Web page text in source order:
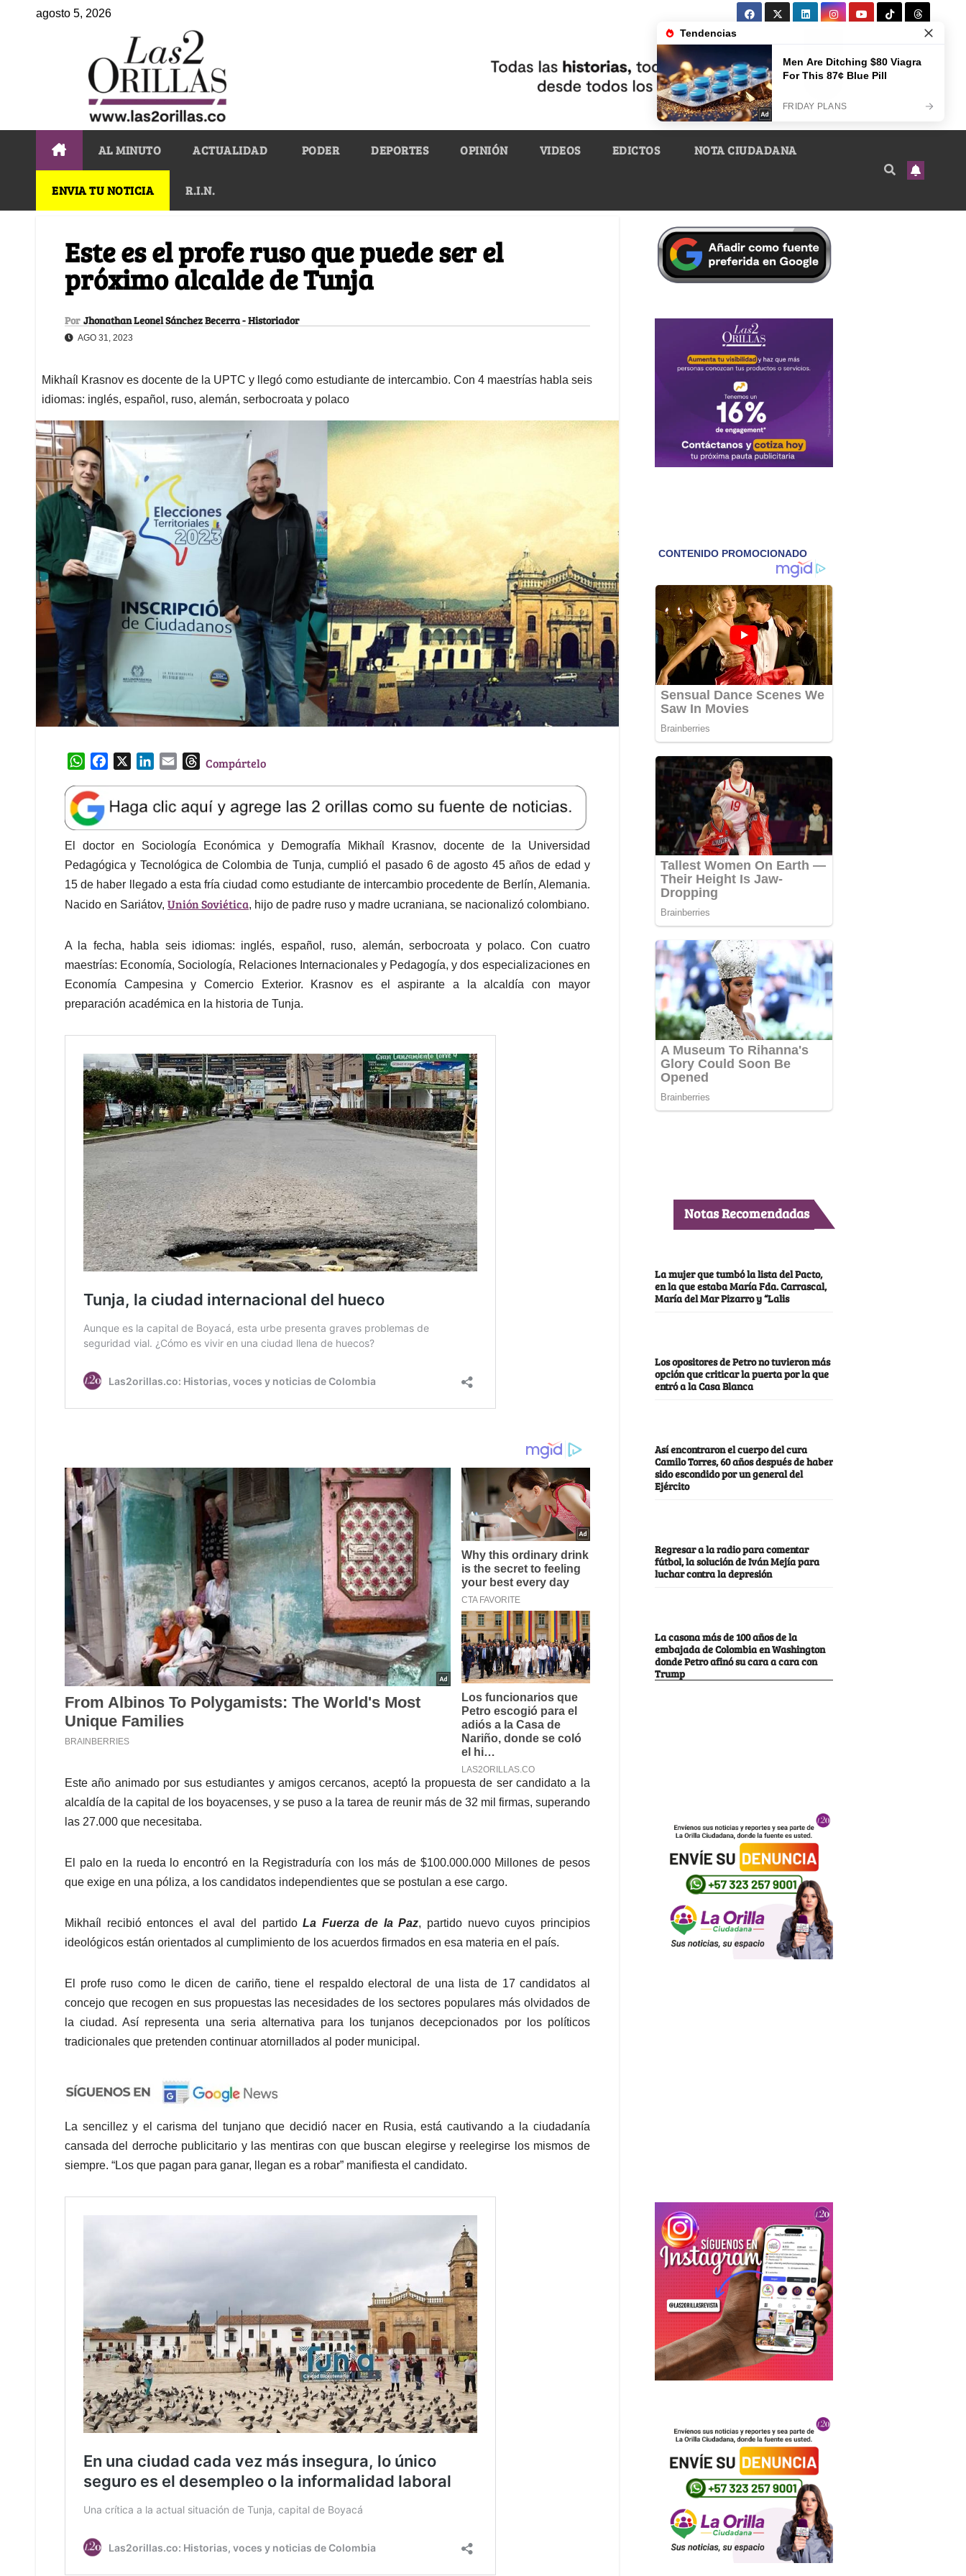
agosto 5, 2026
AL MINUTO ACTUALIDAD PODER DEPORTES OPINIÓN VIDEOS EDICTOS NOTA CIUDADANA
ENVIA TU NOTICIA R.I.N.
Este es el profe ruso que puede ser el
próximo alcalde de Tunja
Por Jhonathan Leonel Sánchez Becerra - Historiador
AGO 31, 2023
Mikhaíl Krasnov es docente de la UPTC y llegó como estudiante de intercambio. Con 4 maestrías habla seis
idiomas: inglés, español, ruso, alemán, serbocroata y polaco
W
a
t
s
A
p
p
e
b
o
o
k
k
e
d
I
n
l
T
e
a
d
s
Compártelo
El doctor en Sociología Económica y Demografía Mikhaíl Krasnov, docente de la Universidad
Pedagógica y Tecnológica de Colombia de Tunja, cumplió el pasado 6 de agosto 45 años de edad y
15 de haber llegado a esta fría ciudad como estudiante de intercambio procedente de Berlín, Alemania.
Nacido en Sariátov, Unión Soviética, hijo de padre ruso y madre ucraniana, se nacionalizó colombiano.
A la fecha, habla seis idiomas: inglés, español, ruso, alemán, serbocroata y polaco. Con cuatro
maestrías: Economía, Sociología, Relaciones Internacionales y Pedagogía, y dos especializaciones en
Economía Campesina y Comercio Exterior. Krasnov es el aspirante a la alcaldía con mayor
preparación académica en la historia de Tunja.
Este año animado por sus estudiantes y amigos cercanos, aceptó la propuesta de ser candidato a la
alcaldía de la capital de los boyacenses, y se puso a la tarea de reunir más de 32 mil firmas, superando
las 27.000 que necesitaba.
El palo en la rueda lo encontró en la Registraduría con los más de $100.000.000 Millones de pesos
que exige en una póliza, a los candidatos independientes que se postulan a ese cargo.
Mikhaíl recibió entonces el aval del partidoLa Fuerza de la Paz, partido nuevo cuyos principios
ideológicos están orientados al cumplimiento de los acuerdos firmados en esa materia en el país.
El profe ruso como le dicen de cariño, tiene el respaldo electoral de una lista de 17 candidatos al
concejo que recogen en sus propuestas las necesidades de los sectores populares más olvidados de
la ciudad. Así representa una seria alternativa para los tunjanos decepcionados por los políticos
tradicionales que pretenden continuar atornillados al poder municipal.
La sencillez y el carisma del tunjano que decidió nacer en Rusia, está cautivando a la ciudadanía
cansada del derroche publicitario y las mentiras con que buscan elegirse y reelegirse los mismos de
siempre. “Los que pagan para ganar, llegan es a robar” manifiesta el candidato.
Notas Recomendadas
La mujer que tumbó la lista del Pacto,
en la que estaba María Fda. Carrascal,
María del Mar Pizarro y “Lalis
Los opositores de Petro no tuvieron más
opción que criticar la puerta por la que
entró a la Casa Blanca
Así encontraron el cuerpo del cura
Camilo Torres, 60 años después de haber
sido escondido por un general del
Ejército
Regresar a la radio para comentar
fútbol, la solución de Iván Mejía para
luchar contra la depresión
La casona más de 100 años de la
embajada de Colombia en Washington
donde Petro afinó su cara a cara con
Trump